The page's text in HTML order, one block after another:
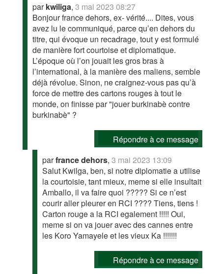
parkwiliga,3 mai 2023 08:27
Bonjour france dehors, ex- vérité.... Dites, vous
avez lu le communiqué, parce qu’en dehors du
titre, qui évoque un recadrage, tout y est formulé
de manière fort courtoise et diplomatique.
L’époque où l’on jouait les gros bras à
l’international, à la manière des maliens, semble
déjà révolue. Sinon, ne craignez-vous pas qu’à
force de mettre des cartons rouges à tout le
monde, on finisse par "jouer burkinabè contre
burkinabè" ?
Répondre à ce message
parfrance dehors,3 mai 2023 13:09
Salut Kwilga, ben, si notre diplomatie a utilise
la courtoisie, tant mieux, meme si elle insultait
Amballo, il va faire quoi ????? Si ce n’est
courir aller pleurer en RCI ???? Tiens, tiens !
Carton rouge a la RCI egalement !!!!! Oui,
meme si on va jouer avec des cannes entre
les Koro Yamayele et les vieux Ka !!!!!!!
Répondre à ce message